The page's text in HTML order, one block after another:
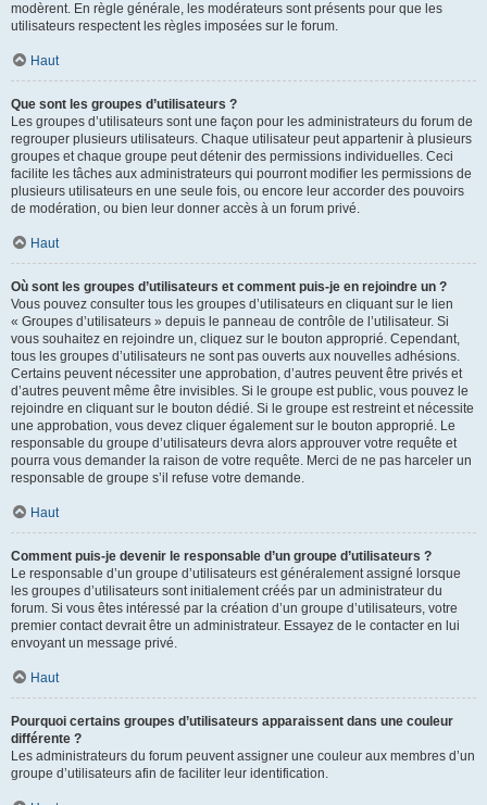
modèrent. En règle générale, les modérateurs sont présents pour que les
utilisateurs respectent les règles imposées sur le forum.
Haut
Que sont les groupes d’utilisateurs ?
Les groupes d’utilisateurs sont une façon pour les administrateurs du forum de
regrouper plusieurs utilisateurs. Chaque utilisateur peut appartenir à plusieurs
groupes et chaque groupe peut détenir des permissions individuelles. Ceci
facilite les tâches aux administrateurs qui pourront modifier les permissions de
plusieurs utilisateurs en une seule fois, ou encore leur accorder des pouvoirs
de modération, ou bien leur donner accès à un forum privé.
Haut
Où sont les groupes d’utilisateurs et comment puis-je en rejoindre un ?
Vous pouvez consulter tous les groupes d’utilisateurs en cliquant sur le lien
« Groupes d’utilisateurs » depuis le panneau de contrôle de l’utilisateur. Si
vous souhaitez en rejoindre un, cliquez sur le bouton approprié. Cependant,
tous les groupes d’utilisateurs ne sont pas ouverts aux nouvelles adhésions.
Certains peuvent nécessiter une approbation, d’autres peuvent être privés et
d’autres peuvent même être invisibles. Si le groupe est public, vous pouvez le
rejoindre en cliquant sur le bouton dédié. Si le groupe est restreint et nécessite
une approbation, vous devez cliquer également sur le bouton approprié. Le
responsable du groupe d’utilisateurs devra alors approuver votre requête et
pourra vous demander la raison de votre requête. Merci de ne pas harceler un
responsable de groupe s’il refuse votre demande.
Haut
Comment puis-je devenir le responsable d’un groupe d’utilisateurs ?
Le responsable d’un groupe d’utilisateurs est généralement assigné lorsque
les groupes d’utilisateurs sont initialement créés par un administrateur du
forum. Si vous êtes intéressé par la création d’un groupe d’utilisateurs, votre
premier contact devrait être un administrateur. Essayez de le contacter en lui
envoyant un message privé.
Haut
Pourquoi certains groupes d’utilisateurs apparaissent dans une couleur
différente ?
Les administrateurs du forum peuvent assigner une couleur aux membres d’un
groupe d’utilisateurs afin de faciliter leur identification.